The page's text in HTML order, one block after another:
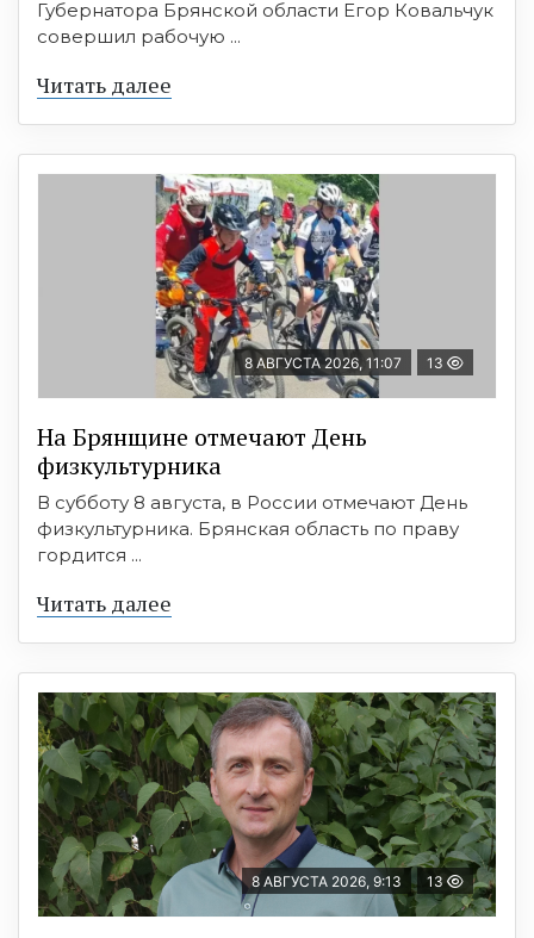
Губернатора Брянской области Егор Ковальчук
совершил рабочую ...
Читать далее
8 АВГУСТА 2026, 11:07 13
На Брянщине отмечают День
физкультурника
В субботу 8 августа, в России отмечают День
физкультурника. Брянская область по праву
гордится ...
Читать далее
8 АВГУСТА 2026, 9:13 13